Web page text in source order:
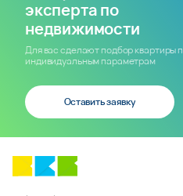
Для вас сделают подбор квартиры по
индивидуальным параметрам
Оставить заявку
8 (800) 333-7-111
Заказать звонок